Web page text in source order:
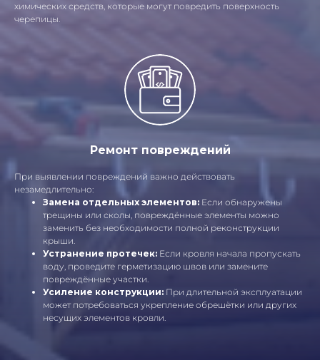
химических средств, которые могут повредить поверхность
черепицы.
Ремонт повреждений
При выявлении повреждений важно действовать
незамедлительно:
Замена отдельных элементов: Если обнаружены
трещины или сколы, повреждённые элементы можно
заменить без необходимости полной реконструкции
крыши.
Устранение протечек: Если кровля начала пропускать
воду, проведите герметизацию швов или замените
повреждённые участки.
Усиление конструкции: При длительной эксплуатации
может потребоваться укрепление обрешётки или других
несущих элементов кровли.